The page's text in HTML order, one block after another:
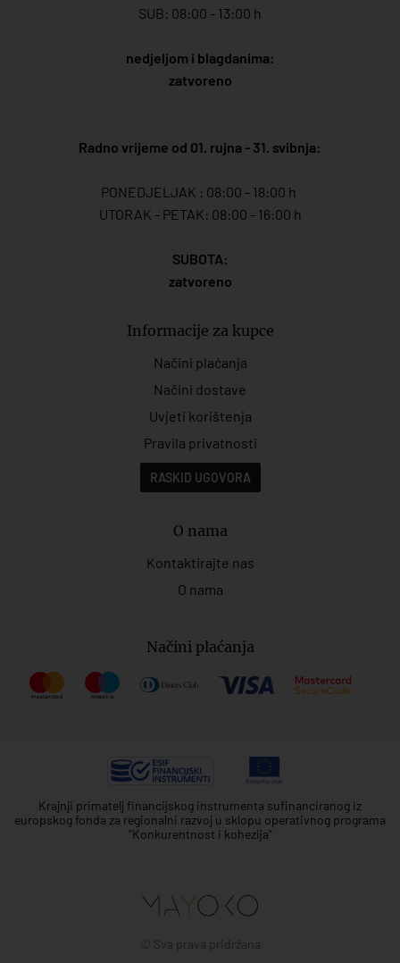
SUB: 08:00 - 13:00 h
nedjeljom i blagdanima:
zatvoreno
Radno vrijeme od 01. rujna - 31. svibnja:
PONEDJELJAK : 08:00 - 18:00 h
UTORAK - PETAK: 08:00 - 16:00 h
SUBOTA:
zatvoreno
Informacije za kupce
Načini plaćanja
Načini dostave
Uvjeti korištenja
Pravila privatnosti
RASKID UGOVORA
O nama
Kontaktirajte nas
O nama
Načini plaćanja
Krajnji primatelj financijskog instrumenta sufinanciranog iz
europskog fonda za regionalni razvoj u sklopu operativnog programa
"Konkurentnost i kohezija"
© Sva prava pridržana